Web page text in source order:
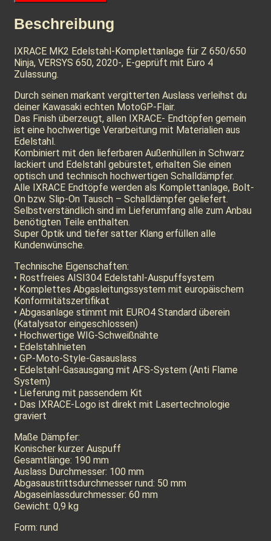
Beschreibung
IXRACE MK2 Edelstahl-Komplettanlage für Z 650/650
Ninja, VERSYS 650, 2020-, E-geprüft mit Euro 4
Zulassung.
Durch seinen markant vergitterten Auslass verleihst du
deiner Kawasaki echten MotoGP-Flair.
Das Finish überzeugt, allen IXRACE- Endtöpfen gemein
ist eine hochwertige Verarbeitung mit Materialien aus
Edelstahl.
Kombiniert mit den lieferbaren Außenhüllen in Schwarz
lackiert und Edelstahl gebürstet, erhalten Sie einen
optisch und technisch hochwertigen Schalldämpfer.
Alle IXRACE Endtöpfe werden als Komplettanlage, Bolt-
On bzw. Slip-On Tausch – Schalldämpfer geliefert.
Selbstverständlich sind im Lieferumfang alle zum Anbau
benötigten Teile enthalten.
Super Optik und tiefer satter Klang erfüllen alle
Kundenwünsche.
Technische Eigenschaften:
• Rostfreies AISI304 Edelstahl-Auspuffsystem
• Komplettes Abgasleitungssystem mit europäischem
Konformitätszertifikat
• Abgasanlage stimmt mit EURO4 Standard überein
(Katalysator eingeschlossen)
• Hochwertige WIG-Schweißnähte
• Edelstahlnieten
• GP-Moto-Style-Gasauslass
• Edelstahl-Gasausgang mit AFS-System (Anti Flame
System)
• Lieferung mit passendem Kit
• Das IXRACE-Logo ist direkt mit Lasertechnologie
graviert
Maße Dämpfer:
Konischer kurzer Auspuff
Gesamtlänge: 190 mm
Auslass Durchmesser: 100 mm
Abgasaustrittsdurchmesser rund: 50 mm
Abgaseinlassdurchmesser: 60 mm
Gewicht: 0,9 kg
Form: rund